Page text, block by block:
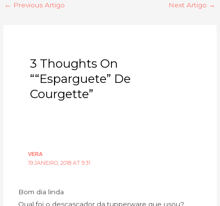
← Previous Artigo Next Artigo →
3 Thoughts On
““Esparguete” De
Courgette”
VERA
19 JANEIRO, 2018 AT 9:31
Bom dia linda
Qual foi o descascador da tupperware que usou?